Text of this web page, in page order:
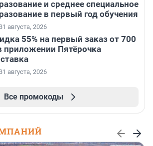
и среднее специальное
в первый год обучения
августа, 2026
55% на первый заказ от 700
приложении Пятёрочка
августа, 2026
Все промокоды